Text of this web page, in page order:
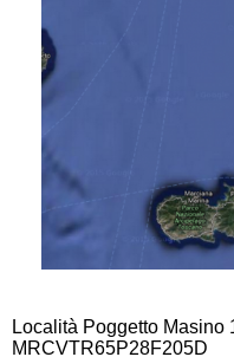
Località Poggetto Masino
MRCVTR65P28F205D